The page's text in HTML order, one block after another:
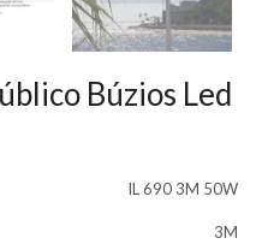
Búzios Led
IL 690 3M 50W
3M